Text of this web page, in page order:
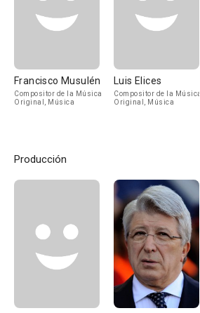
Francisco Musulén
Compositor de la Música
Original, Música
Luis Elices
Compositor de la Música
Original, Música
Producción